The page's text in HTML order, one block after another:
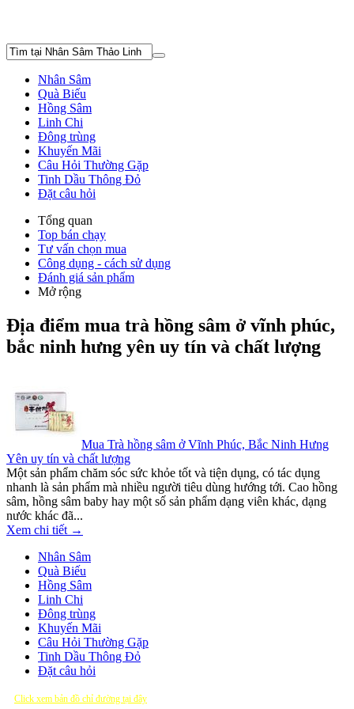
Nhân Sâm
Quà Biếu
Hồng Sâm
Linh Chi
Đông trùng
Khuyến Mãi
Câu Hỏi Thường Gặp
Tinh Dầu Thông Đỏ
Đặt câu hỏi
Tổng quan
Top bán chạy
Tư vấn chọn mua
Công dụng - cách sử dụng
Đánh giá sản phẩm
Mở rộng
Địa điểm mua trà hồng sâm ở vĩnh phúc,
bắc ninh hưng yên uy tín và chất lượng
Mua Trà hồng sâm ở Vĩnh Phúc, Bắc Ninh Hưng
Yên uy tín và chất lượng
Một sản phẩm chăm sóc sức khỏe tốt và tiện dụng, có tác dụng
nhanh là sản phẩm mà nhiều người tiêu dùng hướng tới. Cao hồng
sâm, hồng sâm baby hay một số sản phẩm dạng viên khác, dạng
nước khác đã...
Xem chi tiết →
Nhân Sâm
Quà Biếu
Hồng Sâm
Linh Chi
Đông trùng
Khuyến Mãi
Câu Hỏi Thường Gặp
Tinh Dầu Thông Đỏ
Đặt câu hỏi
Click xem bản đồ chỉ đường tại đây